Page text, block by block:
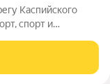
спорт и